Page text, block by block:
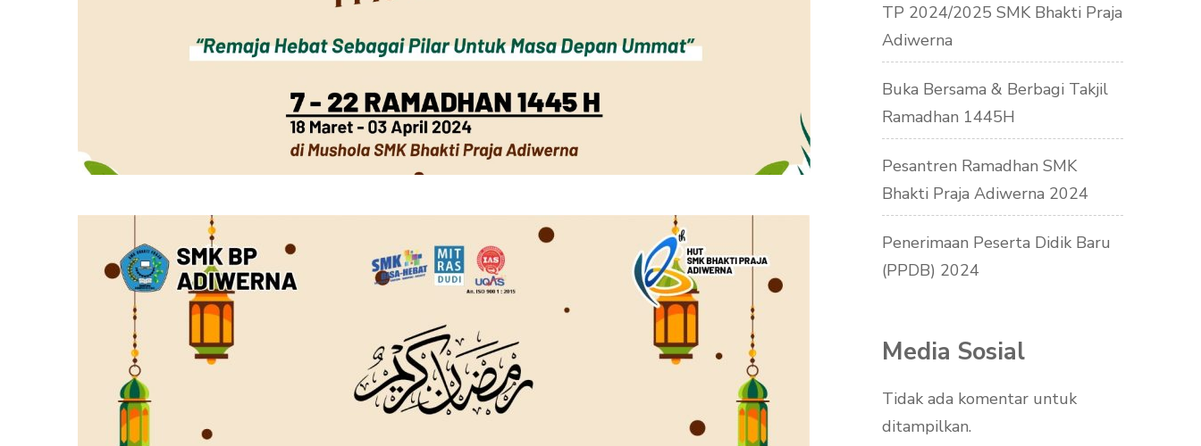
TP 2024/2025 SMK Bhakti Praja
Adiwerna
Buka Bersama & Berbagi Takjil
Ramadhan 1445H
Pesantren Ramadhan SMK
Bhakti Praja Adiwerna 2024
Penerimaan Peserta Didik Baru
(PPDB) 2024
Media Sosial
Tidak ada komentar untuk
ditampilkan.